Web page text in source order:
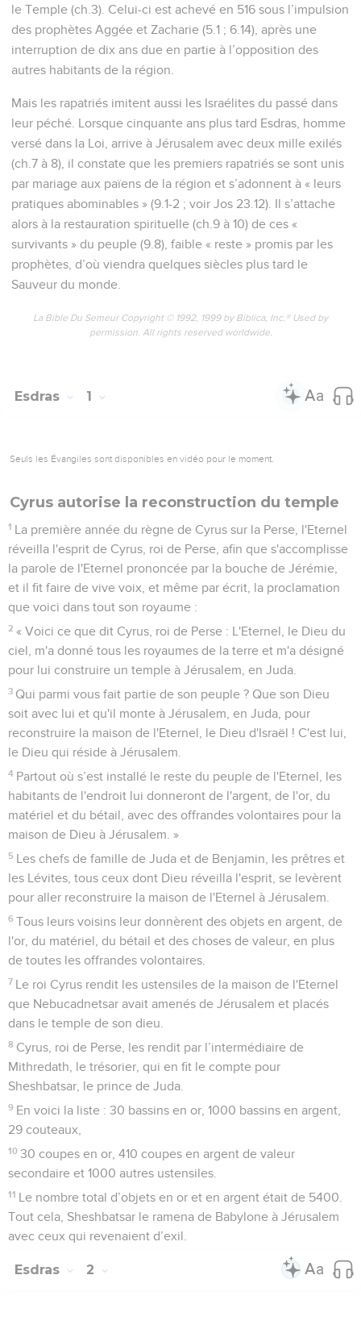
le Temple (ch.3). Celui-ci est achevé en 516 sous l’impulsion
des prophètes Aggée et Zacharie (5.1 ; 6.14), après une
interruption de dix ans due en partie à l’opposition des
autres habitants de la région.
Mais les rapatriés imitent aussi les Israélites du passé dans
leur péché. Lorsque cinquante ans plus tard Esdras, homme
versé dans la Loi, arrive à Jérusalem avec deux mille exilés
(ch.7 à 8), il constate que les premiers rapatriés se sont unis
par mariage aux païens de la région et s’adonnent à « leurs
pratiques abominables » (9.1-2 ; voir Jos 23.12). Il s’attache
alors à la restauration spirituelle (ch.9 à 10) de ces «
survivants » du peuple (9.8), faible « reste » promis par les
prophètes, d’où viendra quelques siècles plus tard le
Sauveur du monde.
La Bible Du Semeur Copyright © 1992, 1999 by Biblica, Inc.® Used by
permission. All rights reserved worldwide.
Esdras 1
Seuls les Évangiles sont disponibles en vidéo pour le moment.
Cyrus autorise la reconstruction du temple
1 La première année du règne de Cyrus sur la Perse, l'Eternel
réveilla l'esprit de Cyrus, roi de Perse, afin que s'accomplisse
la parole de l'Eternel prononcée par la bouche de Jérémie,
et il fit faire de vive voix, et même par écrit, la proclamation
que voici dans tout son royaume :
2 « Voici ce que dit Cyrus, roi de Perse : L'Eternel, le Dieu du
ciel, m'a donné tous les royaumes de la terre et m'a désigné
pour lui construire un temple à Jérusalem, en Juda.
3 Qui parmi vous fait partie de son peuple ? Que son Dieu
soit avec lui et qu'il monte à Jérusalem, en Juda, pour
reconstruire la maison de l'Eternel, le Dieu d'Israël ! C'est lui,
le Dieu qui réside à Jérusalem.
4 Partout où s’est installé le reste du peuple de l'Eternel, les
habitants de l'endroit lui donneront de l'argent, de l'or, du
matériel et du bétail, avec des offrandes volontaires pour la
maison de Dieu à Jérusalem. »
5 Les chefs de famille de Juda et de Benjamin, les prêtres et
les Lévites, tous ceux dont Dieu réveilla l'esprit, se levèrent
pour aller reconstruire la maison de l'Eternel à Jérusalem.
6 Tous leurs voisins leur donnèrent des objets en argent, de
l'or, du matériel, du bétail et des choses de valeur, en plus
de toutes les offrandes volontaires.
7 Le roi Cyrus rendit les ustensiles de la maison de l'Eternel
que Nebucadnetsar avait amenés de Jérusalem et placés
dans le temple de son dieu.
8 Cyrus, roi de Perse, les rendit par l’intermédiaire de
Mithredath, le trésorier, qui en fit le compte pour
Sheshbatsar, le prince de Juda.
9 En voici la liste : 30 bassins en or, 1000 bassins en argent,
29 couteaux,
10 30 coupes en or, 410 coupes en argent de valeur
secondaire et 1000 autres ustensiles.
11 Le nombre total d’objets en or et en argent était de 5400.
Tout cela, Sheshbatsar le ramena de Babylone à Jérusalem
avec ceux qui revenaient d’exil.
Esdras 2